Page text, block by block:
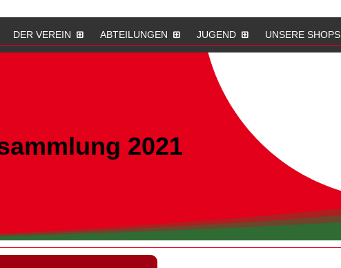
DER VEREIN ABTEILUNGEN JUGEND UNSERE SHOPS
2021